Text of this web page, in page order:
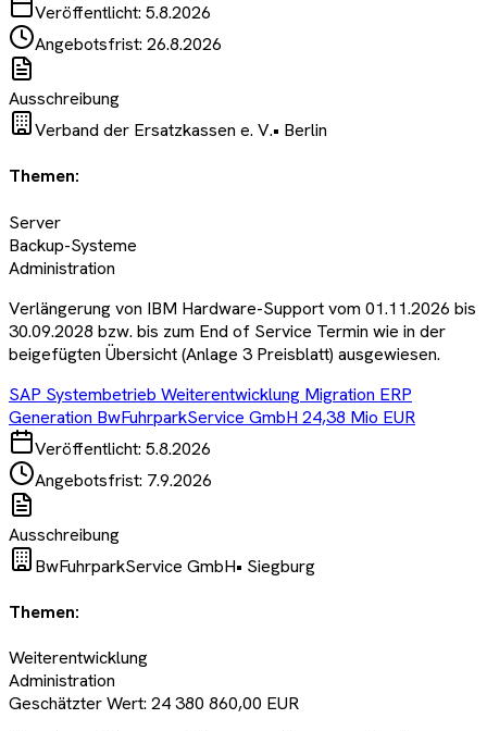
Veröffentlicht: 5.8.2026
Angebotsfrist: 26.8.2026
Ausschreibung
Verband der Ersatzkassen e. V.• Berlin
Themen:
Server
Backup-Systeme
Administration
Verlängerung von IBM Hardware-Support vom 01.11.2026 bis
30.09.2028 bzw. bis zum End of Service Termin wie in der
beigefügten Übersicht (Anlage 3 Preisblatt) ausgewiesen.
SAP Systembetrieb Weiterentwicklung Migration ERP
Generation BwFuhrparkService GmbH 24,38 Mio EUR
Veröffentlicht: 5.8.2026
Angebotsfrist: 7.9.2026
Ausschreibung
BwFuhrparkService GmbH• Siegburg
Themen:
Weiterentwicklung
Administration
Geschätzter Wert: 24 380 860,00 EUR